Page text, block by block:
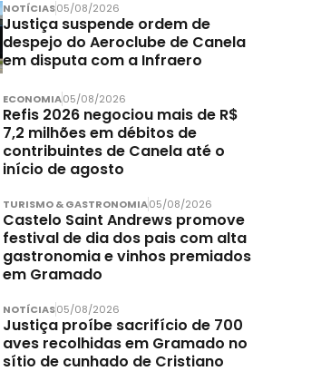
NOTÍCIAS05/08/2026
Justiça suspende ordem de
despejo do Aeroclube de Canela
em disputa com a Infraero
ECONOMIA05/08/2026
Refis 2026 negociou mais de R$
7,2 milhões em débitos de
contribuintes de Canela até o
início de agosto
TURISMO & GASTRONOMIA05/08/2026
Castelo Saint Andrews promove
festival de dia dos pais com alta
gastronomia e vinhos premiados
em Gramado
NOTÍCIAS05/08/2026
Justiça proíbe sacrifício de 700
aves recolhidas em Gramado no
sítio de cunhado de Cristiano